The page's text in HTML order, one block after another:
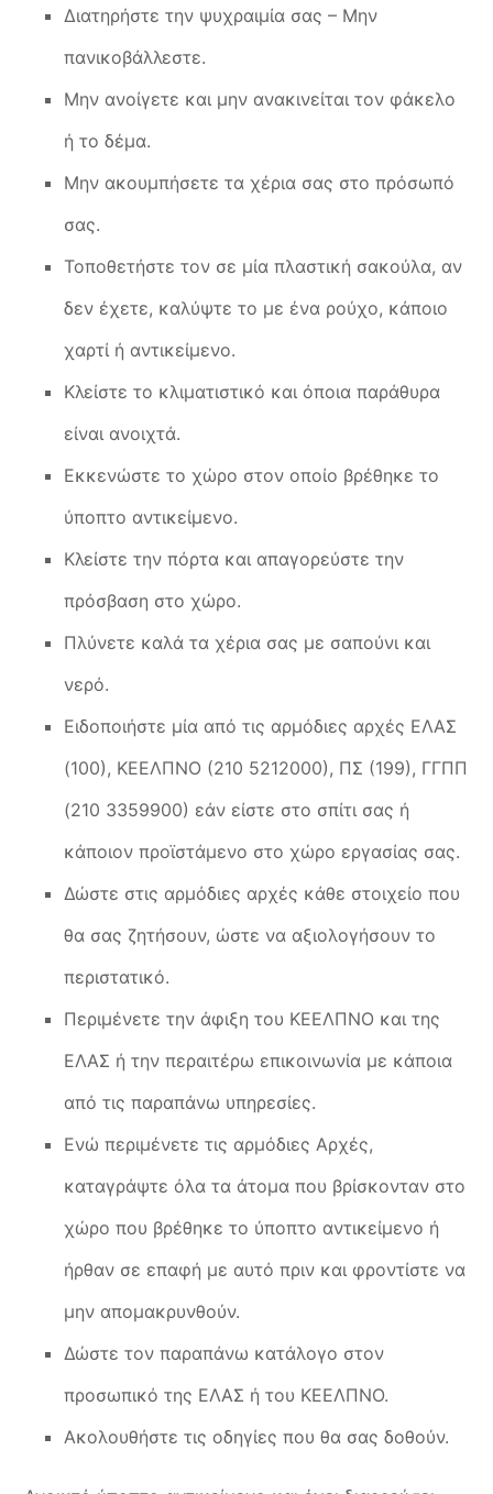
Διατηρήστε την ψυχραιμία σας – Μην
πανικοβάλλεστε.
Μην ανοίγετε και μην ανακινείται τον φάκελο
ή το δέμα.
Μην ακουμπήσετε τα χέρια σας στο πρόσωπό
σας.
Τοποθετήστε τον σε μία πλαστική σακούλα, αν
δεν έχετε, καλύψτε το με ένα ρούχο, κάποιο
χαρτί ή αντικείμενο.
Κλείστε το κλιματιστικό και όποια παράθυρα
είναι ανοιχτά.
Εκκενώστε το χώρο στον οποίο βρέθηκε το
ύποπτο αντικείμενο.
Κλείστε την πόρτα και απαγορεύστε την
πρόσβαση στο χώρο.
Πλύνετε καλά τα χέρια σας με σαπούνι και
νερό.
Ειδοποιήστε μία από τις αρμόδιες αρχές ΕΛΑΣ
(100), ΚΕΕΛΠΝΟ (210 5212000), ΠΣ (199), ΓΓΠΠ
(210 3359900) εάν είστε στο σπίτι σας ή
κάποιον προϊστάμενο στο χώρο εργασίας σας.
Δώστε στις αρμόδιες αρχές κάθε στοιχείο που
θα σας ζητήσουν, ώστε να αξιολογήσουν το
περιστατικό.
Περιμένετε την άφιξη του ΚΕΕΛΠΝΟ και της
ΕΛΑΣ ή την περαιτέρω επικοινωνία με κάποια
από τις παραπάνω υπηρεσίες.
Ενώ περιμένετε τις αρμόδιες Αρχές,
καταγράψτε όλα τα άτομα που βρίσκονταν στο
χώρο που βρέθηκε το ύποπτο αντικείμενο ή
ήρθαν σε επαφή με αυτό πριν και φροντίστε να
μην απομακρυνθούν.
Δώστε τον παραπάνω κατάλογο στον
προσωπικό της ΕΛΑΣ ή του ΚΕΕΛΠΝΟ.
Ακολουθήστε τις οδηγίες που θα σας δοθούν.